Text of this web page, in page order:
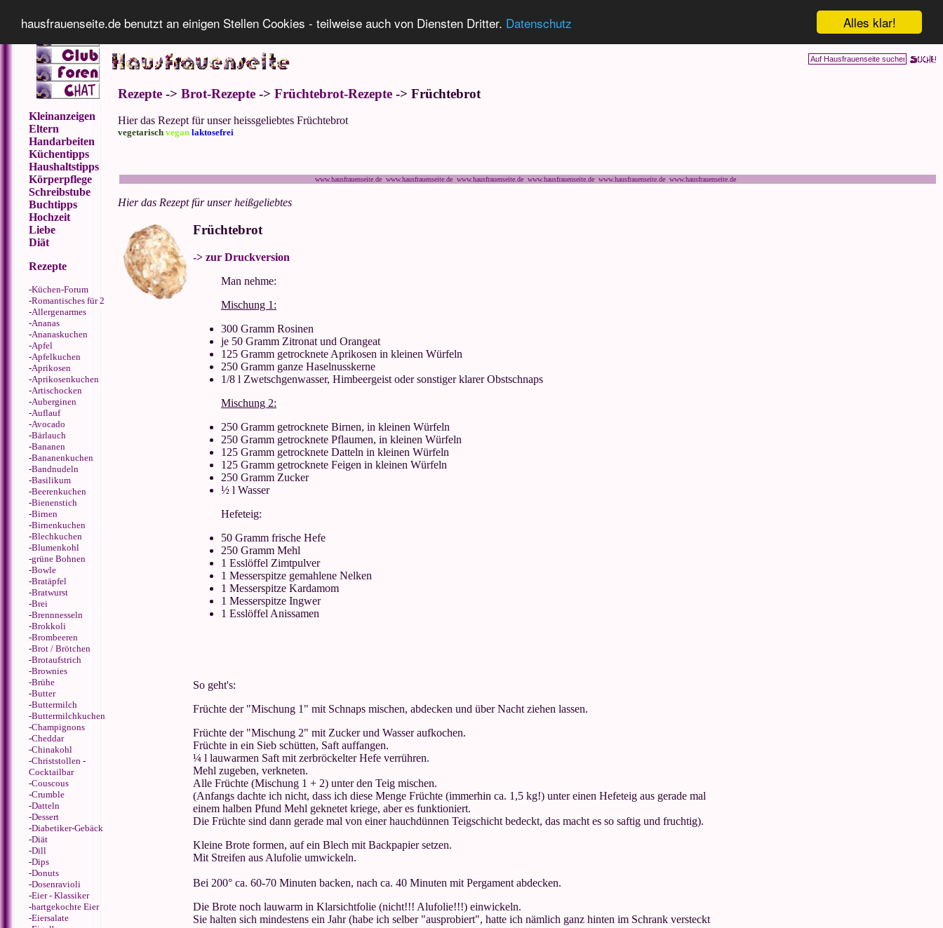
Alles klar!
hausfrauenseite.de benutzt an einigen Stellen Cookies - teilweise auch von Diensten Dritter. Datenschutz
Kleinanzeigen
Eltern
Handarbeiten
Küchentipps
Haushaltstipps
Körperpflege
Schreibstube
Buchtipps
Hochzeit
Liebe
Diät
Rezepte
-Küchen-Forum
-Romantisches für 2
-Allergenarmes
-Ananas
-Ananaskuchen
-Apfel
-Apfelkuchen
-Aprikosen
-Aprikosenkuchen
-Artischocken
-Auberginen
-Auflauf
-Avocado
-Bärlauch
-Bananen
-Bananenkuchen
-Bandnudeln
-Basilikum
-Beerenkuchen
-Bienenstich
-Birnen
-Birnenkuchen
-Blechkuchen
-Blumenkohl
-grüne Bohnen
-Bowle
-Bratäpfel
-Bratwurst
-Brei
-Brennnesseln
-Brokkoli
-Brombeeren
-Brot / Brötchen
-Brotaufstrich
-Brownies
-Brühe
-Butter
-Buttermilch
-Buttermilchkuchen
-Champignons
-Cheddar
-Chinakohl
-Christstollen -
Cocktailbar
-Couscous
-Crumble
-Datteln
-Dessert
-Diabetiker-Gebäck
-Diät
-Dill
-Dips
-Donuts
-Dosenravioli
-Eier - Klassiker
-hartgekochte Eier
-Eiersalate
Rezepte -> Brot-Rezepte -> Früchtebrot-Rezepte -> Früchtebrot
Hier das Rezept für unser heissgeliebtes Früchtebrot
vegetarisch vegan laktosefrei
www.hausfrauenseite.de www.hausfrauenseite.de www.hausfrauenseite.de www.hausfrauenseite.de www.hausfrauenseite.de www.hausfrauenseite.de
Hier das Rezept für unser heißgeliebtes
Früchtebrot
-> zur Druckversion
Man nehme:
Mischung 1:
300 Gramm Rosinen
je 50 Gramm Zitronat und Orangeat
125 Gramm getrocknete Aprikosen in kleinen Würfeln
250 Gramm ganze Haselnusskerne
1/8 l Zwetschgenwasser, Himbeergeist oder sonstiger klarer Obstschnaps
Mischung 2:
250 Gramm getrocknete Birnen, in kleinen Würfeln
250 Gramm getrocknete Pflaumen, in kleinen Würfeln
125 Gramm getrocknete Datteln in kleinen Würfeln
125 Gramm getrocknete Feigen in kleinen Würfeln
250 Gramm Zucker
½ l Wasser
Hefeteig:
50 Gramm frische Hefe
250 Gramm Mehl
1 Esslöffel Zimtpulver
1 Messerspitze gemahlene Nelken
1 Messerspitze Kardamom
1 Messerspitze Ingwer
1 Esslöffel Anissamen
So geht's:
Früchte der "Mischung 1" mit Schnaps mischen, abdecken und über Nacht ziehen lassen.
Früchte der "Mischung 2" mit Zucker und Wasser aufkochen.
Früchte in ein Sieb schütten, Saft auffangen.
¼ l lauwarmen Saft mit zerbröckelter Hefe verrühren.
Mehl zugeben, verkneten.
Alle Früchte (Mischung 1 + 2) unter den Teig mischen.
(Anfangs dachte ich nicht, dass ich diese Menge Früchte (immerhin ca. 1,5 kg!) unter einen Hefeteig aus gerade mal
einem halben Pfund Mehl geknetet kriege, aber es funktioniert.
Die Früchte sind dann gerade mal von einer hauchdünnen Teigschicht bedeckt, das macht es so saftig und fruchtig).
Kleine Brote formen, auf ein Blech mit Backpapier setzen.
Mit Streifen aus Alufolie umwickeln.
Bei 200° ca. 60-70 Minuten backen, nach ca. 40 Minuten mit Pergament abdecken.
Die Brote noch lauwarm in Klarsichtfolie (nicht!!! Alufolie!!!) einwickeln.
Sie halten sich mindestens ein Jahr (habe ich selber "ausprobiert", hatte ich nämlich ganz hinten im Schrank versteckt